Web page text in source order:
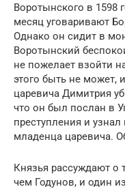
Воротынского в 1598
месяц уговаривают
Однако он сидит в
Воротынский
не пожелает взойти
этого быть не может,
царевича Димитрия
что он был послан в
преступления и
младенца царевича.
Князья рассуждают о
чем Годунов, и один